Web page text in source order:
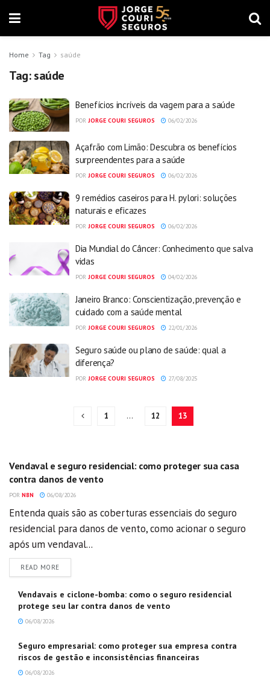
Home Tag saúde
Tag:saúde
Benefícios incríveis da vagem para a saúde
POR JORGE COURI SEGUROS 06/02/2026
Açafrão com Limão: Descubra os benefícios
surpreendentes para a saúde
POR JORGE COURI SEGUROS 06/02/2026
9 remédios caseiros para H. pylori: soluções
naturais e eficazes
POR JORGE COURI SEGUROS 06/02/2026
Dia Mundial do Câncer: Conhecimento que salva
vidas
POR JORGE COURI SEGUROS 04/02/2026
Janeiro Branco: Conscientização, prevenção e
cuidado com a saúde mental
POR JORGE COURI SEGUROS 22/01/2026
Seguro saúde ou plano de saúde: qual a
diferença?
POR JORGE COURI SEGUROS 27/08/2025
1 … 12 13
Vendaval e seguro residencial: como proteger sua casa
contra danos de vento
POR N8N 06/08/2026
Entenda quais são as coberturas essenciais do seguro
residencial para danos de vento, como acionar o seguro
após um vendaval...
READ MOREDETAILS
Vendavais e ciclone-bomba: como o seguro residencial
protege seu lar contra danos de vento
06/08/2026
Seguro empresarial: como proteger sua empresa contra
riscos de gestão e inconsistências financeiras
06/08/2026